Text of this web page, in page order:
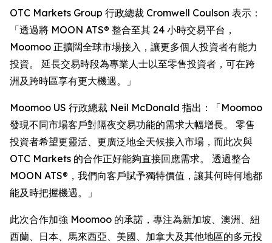
OTC Markets Group 行政總裁 Cromwell Coulson 表示：
「透過將 MOON ATS® 整合至其 24 小時交易平台，
Moomoo 正擴闊全球市場接入，讓更多個人投資者有能力
投資。 延長交易時段為專業人士以至零售投資者，可在跨
洲及跨時區享有更大機遇。」
Moomoo US 行政總裁 Neil McDonald 指出：「Moomoo
發現不同市場客戶對隔夜交易功能的需求大幅增長。 零售
投資者希望更靈活、更廣泛地全天候接入市場，而此次與
OTC Markets 的合作正好能夠直接回應需求。 透過整合
MOON ATS®，我們向客戶賦予獨特價值，讓其何時何地都
能及時把握機遇。」
此次合作加強 Moomoo 的承諾，專注為新加坡、澳洲、紐
西蘭、日本、馬來西亞、美國、加拿大及其他地區的多元投